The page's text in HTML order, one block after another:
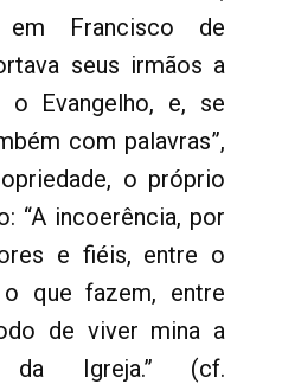
em Francisco de
seus irmãos a
o Evangelho, e, se
com palavras”,
o próprio
“A incoerência, por
e fiéis, entre o
que fazem, entre
de viver mina a
da Igreja.” (cf.